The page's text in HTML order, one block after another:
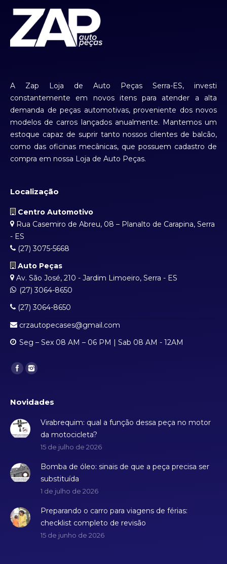
A Zap Loja de Auto Peças Serra-ES, investi
constantemente em novos itens para atender a alta
demanda de peças automotivas, proveniente dos novos
modelos de carros lançados anualmente. Mantemos um
estoque capaz de suprir tanto nossos clientes de balcão,
como das oficinas mecânicas, que possuem cadastro de
compra em nossa Loja de Auto Peças.
Localização
Centro Automotivo
Rua Casemiro de Abreu, 08 – Planalto de Carapina, Serra
- ES
(27) 3075-5668
Auto Peças
Av. São José, 210 - Jardim Limoeiro, Serra - ES
(27) 3064-8650
(27) 3064-8650
crzautopecases@gmail.com
Seg – Sex 08 AM – 06 PM | Sab 08 AM - 12AM
Find us on:
Novidades
Virabrequim: qual a função dessa peça no motor
da motocicleta?
15 de julho de 2026
Bomba de óleo: sinais de que a peça precisa ser
substituída
1 de julho de 2026
Preparando o carro para viagens de férias:
checklist completo de revisão
15 de junho de 2026